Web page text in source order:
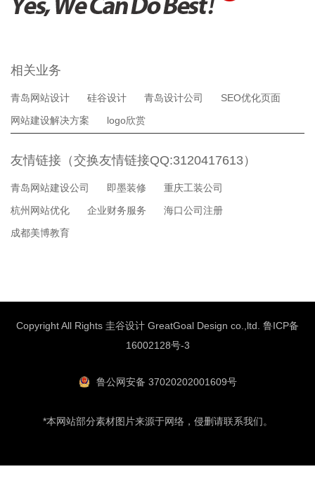
相关业务
青岛网站设计 硅谷设计 青岛设计公司
SEO优化页面
网站建设解决方案
logo欣赏
友情链接（交换友情链接QQ:3120417613）
青岛网站建设公司 即墨装修
重庆工装公司
杭州网站优化
企业财务服务
海口公司注册
成都美博教育
Copyright All Rights 圭谷设计 GreatGoal Design co.,ltd. 鲁ICP备
16002128号-3
鲁公网安备 37020202001609号
*本网站部分素材图片来源于网络，侵删请联系我们。